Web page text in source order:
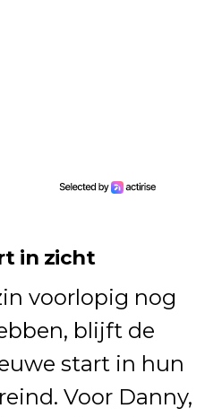
in zicht
voorlopig nog
blijft de
start in hun
Voor Danny,